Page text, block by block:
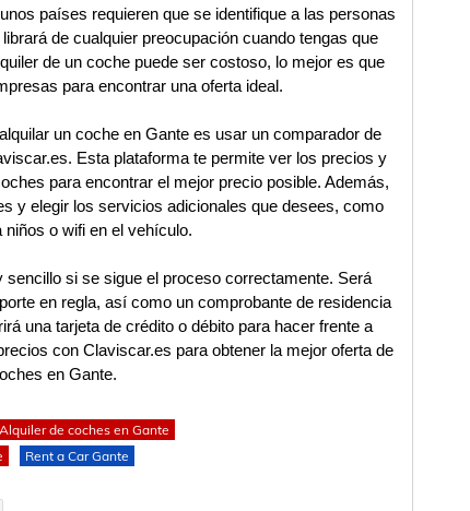
países requieren que se identifique a las personas
de cualquier preocupación cuando tengas que
de un coche puede ser costoso, lo mejor es que
para encontrar una oferta ideal.
un coche en Gante es usar un comparador de
Esta plataforma te permite ver los precios y
para encontrar el mejor precio posible. Además,
y elegir los servicios adicionales que desees, como
o wifi en el vehículo.
si se sigue el proceso correctamente. Será
en regla, así como un comprobante de residencia
una tarjeta de crédito o débito para hacer frente a
con Claviscar.es para obtener la mejor oferta de
en Gante.
Alquiler de coches en Gante
Rent a Car Gante